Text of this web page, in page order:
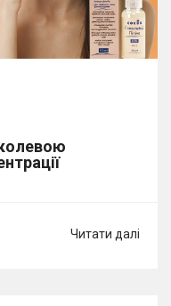
Читати далі